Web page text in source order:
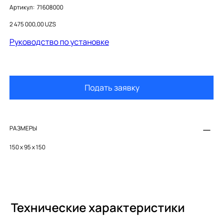
Артикул: Артикул:
71608000
71608000
Цена
2 475 000,00 UZS
Руководство по установке
Подать заявку
РАЗМЕРЫ
150 x 95 x 150
Технические характеристики